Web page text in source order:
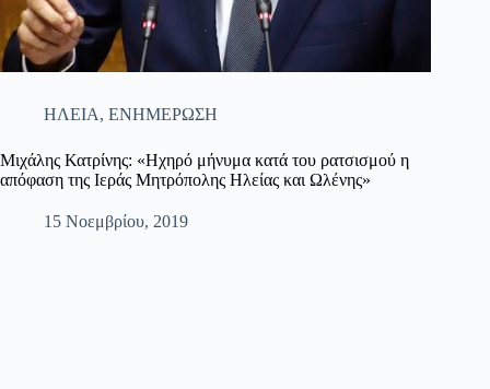
ΗΛΕΙΑ, ΕΝΗΜΕΡΩΣΗ
Μιχάλης Κατρίνης: «Ηχηρό μήνυμα κατά του ρατσισμού η
απόφαση της Ιεράς Μητρόπολης Ηλείας και Ωλένης»
15 Νοεμβρίου, 2019